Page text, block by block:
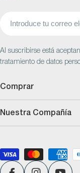
Al suscribirse está
tratamiento de datos
Comprar
Nuestra Compañía
Métodos
de